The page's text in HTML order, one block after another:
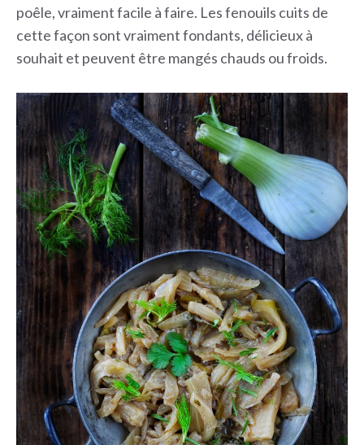
poêle, vraiment facile à faire. Les fenouils cuits de
cette façon sont vraiment fondants, délicieux à
souhait et peuvent être mangés chauds ou froids.